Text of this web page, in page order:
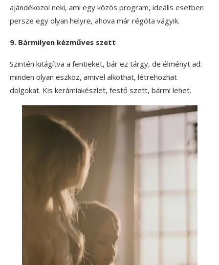
ajándékozol neki, ami egy közös program, ideális esetben
persze egy olyan helyre, ahova már régóta vágyik.
9. Bármilyen kézműves szett
Szintén kitágítva a fentieket, bár ez tárgy, de élményt ad:
minden olyan eszköz, amivel alkothat, létrehozhat
dolgokat. Kis kerámiakészlet, festő szett, bármi lehet.